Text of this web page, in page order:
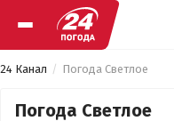
24 Канал Погода Светлое
Погода Светлое